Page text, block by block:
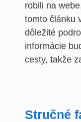
robili na
tomto článku
dôležité
informácie
cesty, takže
Stručné